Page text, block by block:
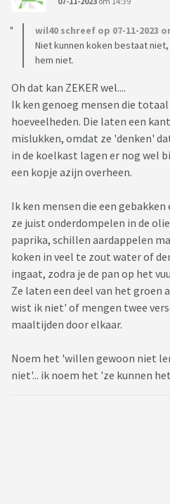
wil40 schreef op 07-11-2023
Niet kunnen koken bestaat
hem niet.
Oh dat kan ZEKER wel....
Ik ken genoeg mensen die
hoeveelheden. Die laten een
mislukken, omdat ze 'denken'
in de koelkast lagen er nog wel
een kopje azijn overheen.
Ik ken mensen die een
ze juist onderdompelen in de
paprika, schillen aardappelen
koken in veel te zout water of
ingaat, zodra je de pan op het
Ze laten een deel van het groen
wist ik niet' of mengen twee
maaltijden door elkaar.
Noem het 'willen gewoon niet
niet'... ik noem het 'ze kunnen